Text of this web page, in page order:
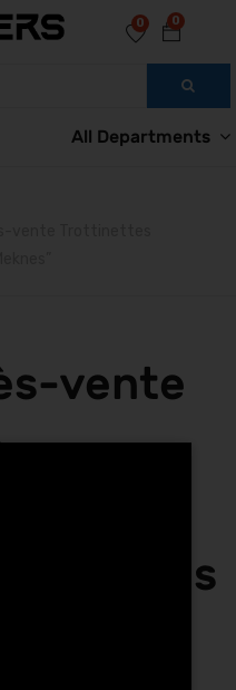
0
0
All Departments
vente
Meknes